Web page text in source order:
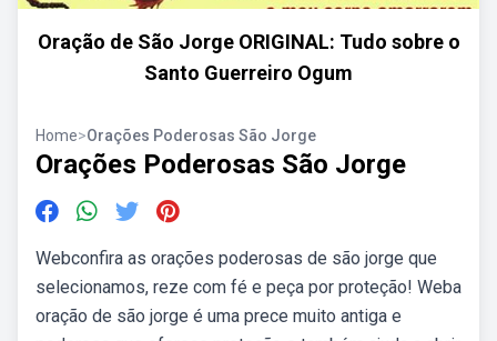
Oração de São Jorge ORIGINAL: Tudo sobre o
Santo Guerreiro Ogum
Home>Orações Poderosas São Jorge
Orações Poderosas São Jorge
Webconfira as orações poderosas de são jorge que
selecionamos, reze com fé e peça por proteção! Weba
oração de são jorge é uma prece muito antiga e